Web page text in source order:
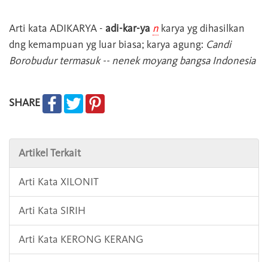
Arti kata ADIKARYA - adi-kar-ya n karya yg dihasilkan
dng kemampuan yg luar biasa; karya agung: Candi
Borobudur termasuk -- nenek moyang bangsa Indonesia
SHARE
Artikel Terkait
Arti Kata XILONIT
Arti Kata SIRIH
Arti Kata KERONG KERANG